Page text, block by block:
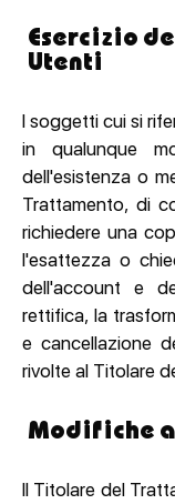
Esercizio
Utenti
I soggetti cui si
in qualunque
dell'esistenza o
Trattamento, di
richiedere una
l'esattezza o
dell'account e
rettifica, la
e cancellazione
rivolte al Titolare
Modifiche
Il Titolare del